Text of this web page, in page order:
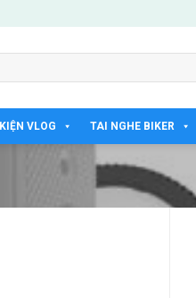
VLOG TAI NGHE BIKER